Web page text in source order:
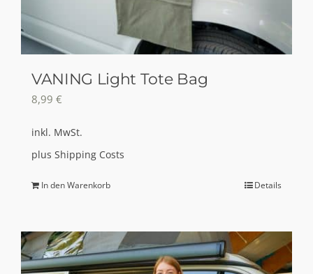
VANING Light Tote Bag
8,99 €
inkl. MwSt.
plus Shipping Costs
In den Warenkorb Details